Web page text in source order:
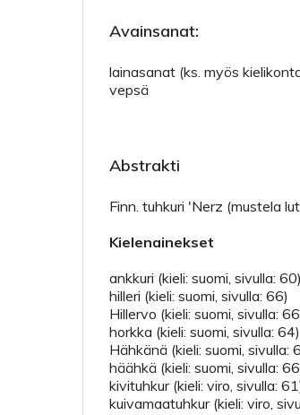
Avainsanat:
lainasanat (ks. myös
vepsä
Abstrakti
Finn. tuhkuri 'Nerz (mustela
Kielenainekset
ankkuri (kieli: suomi, sivulla: 60)
hilleri (kieli: suomi, sivulla: 66)
Hillervo (kieli: suomi, sivulla:
horkka (kieli: suomi, sivulla: 64)
Hähkänä (kieli: suomi, sivulla:
häähkä (kieli: suomi, sivulla:
kivituhkur (kieli: viro, sivulla:
kuivamaatuhkur (kieli: viro,